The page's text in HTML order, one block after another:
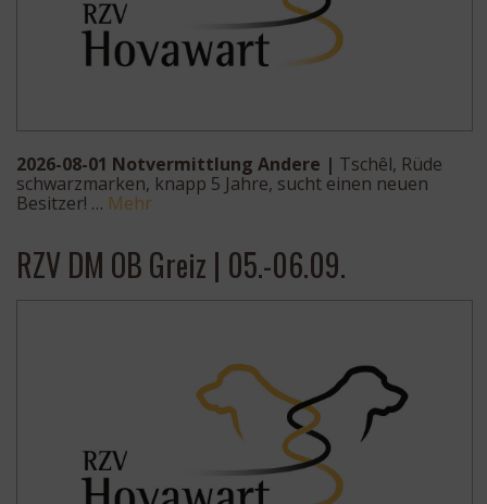
2026-08-01 Notvermittlung Andere | Tschêl, Rüde
schwarzmarken, knapp 5 Jahre, sucht einen neuen
Besitzer! … Mehr
RZV DM OB Greiz | 05.-06.09.